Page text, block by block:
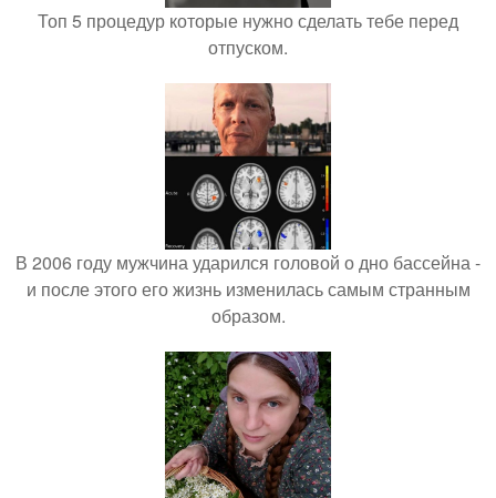
Топ 5 процедур которые нужно сделать тебе перед
отпуском.
В 2006 году мужчина ударился головой о дно бассейна -
и после этого его жизнь изменилась самым странным
образом.